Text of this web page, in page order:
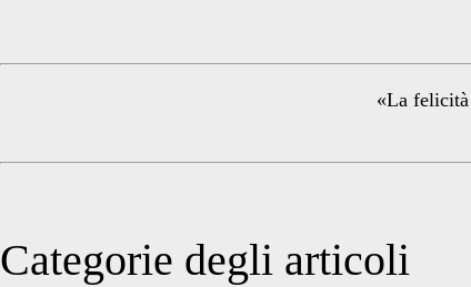
Sidebar
«La felicità
Categorie degli articoli